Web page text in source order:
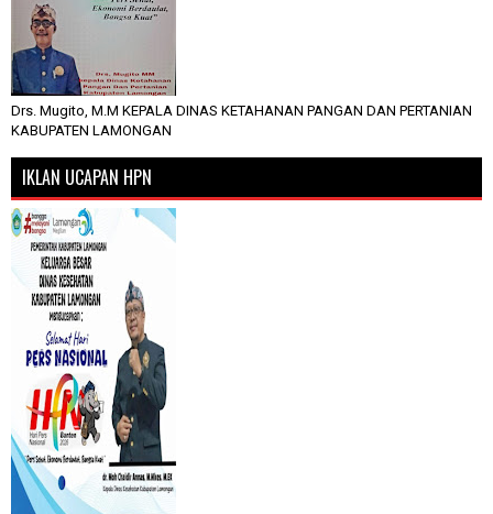
Drs. Mugito, M.M KEPALA DINAS KETAHANAN PANGAN DAN PERTANIAN
KABUPATEN LAMONGAN
IKLAN UCAPAN HPN